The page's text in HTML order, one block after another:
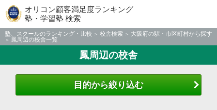
オリコン顧客満足度ランキング
塾・学習塾 検索
塾、スクールのランキング・比較 校舎検索
大阪府の駅・市区町村から探す
鳳周辺の校舎一覧
鳳周辺の校舎
目的から絞り込む